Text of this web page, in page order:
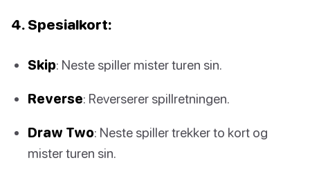
4. Spesialkort:
Skip: Neste spiller mister turen sin.
Reverse: Reverserer spillretningen.
Draw Two: Neste spiller trekker to kort og
mister turen sin.